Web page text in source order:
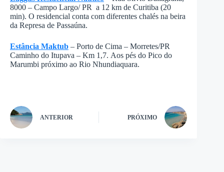
8000 – Campo Largo/ PR a 12 km de Curitiba (20
min). O residencial conta com diferentes chalés na beira
da Represa de Passaúna.
Estância Maktub – Porto de Cima – Morretes/PR
Caminho do Itupava – Km 1,7. Aos pés do Pico do
Marumbi próximo ao Rio Nhundiaquara.
ANTERIOR PRÓXIMO